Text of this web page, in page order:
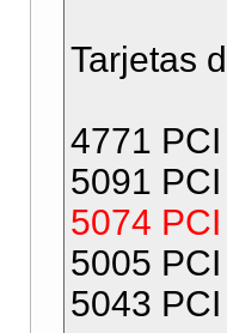
Tarjetas
4771
5091
5074
5005
5043